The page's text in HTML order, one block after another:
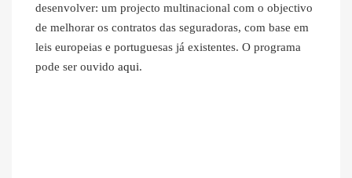
desenvolver: um projecto multinacional com o objectivo
de melhorar os contratos das seguradoras, com base em
leis europeias e portuguesas já existentes. O programa
pode ser ouvido aqui.